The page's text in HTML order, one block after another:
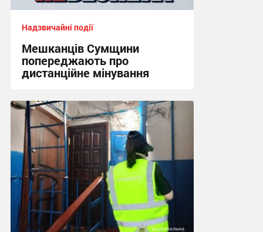
Надзвичайні події
Мешканців Сумщини
попереджають про
дистанційне мінування
10:40, 5.08.2026